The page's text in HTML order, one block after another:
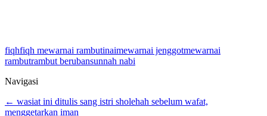
fiqhfiqh mewarnai rambutinaimewarnai jenggotmewarnai
rambutrambut berubansunnah nabi
Navigasi
← wasiat ini ditulis sang istri sholehah sebelum wafat,
menggetarkan iman